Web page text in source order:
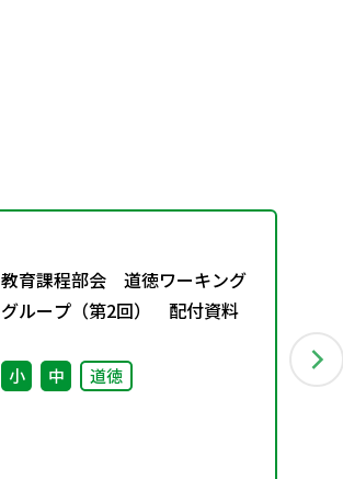
教育課程部会 道徳ワーキング
グループ（第2回） 配付資料
小 中 道徳